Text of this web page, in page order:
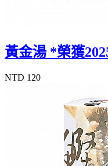
黃金湯 *榮獲
NTD 120